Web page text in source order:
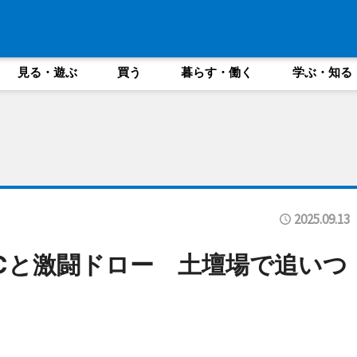
見る・遊ぶ 買う 暮らす・働く 学ぶ・知る
2025.09.13
と激闘ドロー 土壇場で追いつ